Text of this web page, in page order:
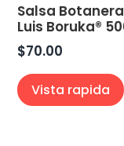
Salsa
Luis Boruka®
$70.00
Vista rapida